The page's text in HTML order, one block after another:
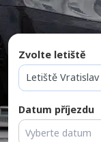
Zvolte letiště
Letiště Vratislav
Datum příjezdu